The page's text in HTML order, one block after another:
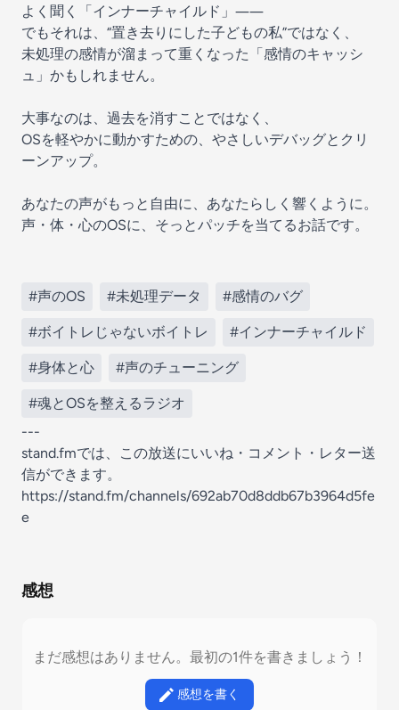
よく聞く「インナーチャイルド」――
でもそれは、“置き去りにした子どもの私”ではなく、
未処理の感情が溜まって重くなった「感情のキャッシ
ュ」かもしれません。
大事なのは、過去を消すことではなく、
OSを軽やかに動かすための、やさしいデバッグとクリ
ーンアップ。
あなたの声がもっと自由に、あなたらしく響くように。
声・体・心のOSに、そっとパッチを当てるお話です。
#声のOS #未処理データ #感情のバグ
#ボイトレじゃないボイトレ #インナーチャイルド
#身体と心 #声のチューニング
#魂とOSを整えるラジオ
---
stand.fmでは、この放送にいいね・コメント・レター送
信ができます。
https://stand.fm/channels/692ab70d8ddb67b3964d5fe
e
感想
まだ感想はありません。最初の1件を書きましょう！
感想を書く